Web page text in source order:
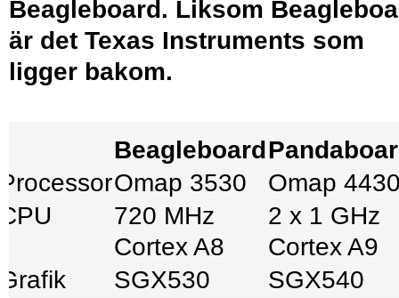
Beagleboard. Liksom
är det Texas Instruments som
ligger bakom.
Beagleboard
Omap 3530
Omap
720 MHz
Cortex A8
2 x 1 GHz
Cortex A9
SGX530
SGX540